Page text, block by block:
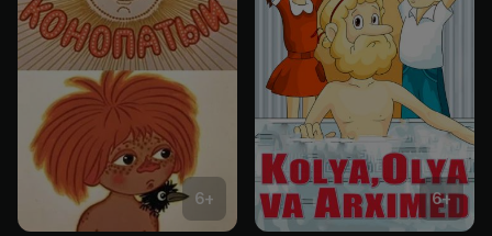
6+ 6+